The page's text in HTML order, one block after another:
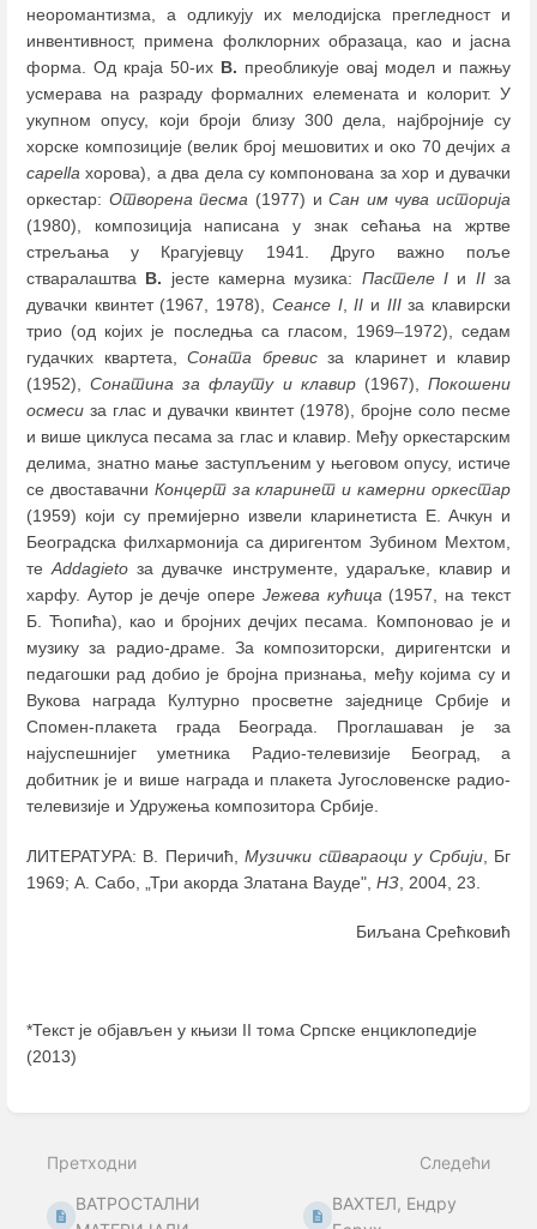
неоромантизма, а одликују их мелодијска прегледност и
инвентивност, примена фолклорних образаца, као и јасна
форма. Од краја 50-их В. преобликује овај модел и пажњу
усмерава на разраду формалних елемената и колорит. У
укупном опусу, који броји близу 300 дела, најбројнијe су
хорскe композиције (велик број мешовитих и око 70 дечјих a
capella хорова), а два дела су компонована за хор и дувачки
оркестар: Отворена песма (1977) иСан им чува историја
(1980), композиција написана у знак сећања на жртве
стрељања у Крагујевцу 1941. Друго важно поље
стваралаштва В. јесте камерна музика: Пастеле I и IIза
дувачки квинтет (1967, 1978), Сеансе I,II и IIIза клавирски
трио (од којих је последња са гласом, 1969–1972), седам
гудачких квартета,Соната бревисза кларинет и клавир
(1952),Сонатина за флауту и клавир(1967),Покошени
осмеси за глас и дувачки квинтет (1978), бројне соло песме
и више циклуса песама за глас и клавир. Међу оркестарским
делима, знатно мање заступљеним у његовом опусу, истиче
се двоставачни Концерт за кларинет и камерни оркестар
(1959) који су премијерно извели кларинетиста Е. Ачкун и
Београдска филхармонија са диригентом Зубином Мехтом,
теAddagieto за дувачке инструменте, удараљке, клавир и
харфу. Аутор је дечје опере Јежева кућица(1957, на текст
Б. Ћопића), као и бројних дечјих песама. Компоновао је и
музику за радио-драме. За композиторски, диригентски и
педагошки рад добио је бројна признања, међу којима су и
Вукова награда Културно просветне заједнице Србије и
Спомен-плакета града Београда. Проглашаван је за
најуспешнијег уметника Радио-телевизије Београд, а
добитник је и више награда и плакета Југословенске радио-
телевизије и Удружења композитора Србије.
ЛИТЕРАТУРА: В. Перичић,Музички ствараоци у Србији, Бг
1969; А. Сабо, „Три акорда Златана Вауде", НЗ , 2004, 23.
Биљана Срећковић
*Текст је објављен у књизи II тома Српске енциклопедије
(2013)
mode
Претходни
ВАТРОСТАЛНИ
Следећи
ВАХТЕЛ, Ендру